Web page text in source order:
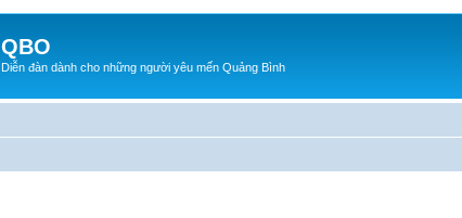
QBO
Diễn đàn dành cho những người yêu mến Quảng Bình